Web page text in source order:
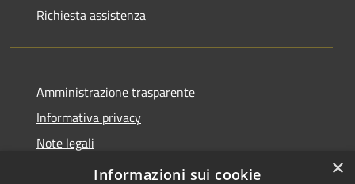
Richiesta assistenza
Amministrazione trasparente
Informativa privacy
Note legali
Dichiarazione di accessibilità
×
Informazioni sui cookie